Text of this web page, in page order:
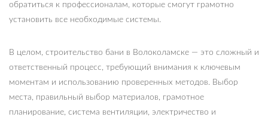
обратиться к профессионалам, которые смогут грамотно
установить все необходимые системы.
В целом, строительство бани в Волоколамске — это сложный и
ответственный процесс, требующий внимания к ключевым
моментам и использованию проверенных методов. Выбор
места, правильный выбор материалов, грамотное
планирование, система вентиляции, электричество и